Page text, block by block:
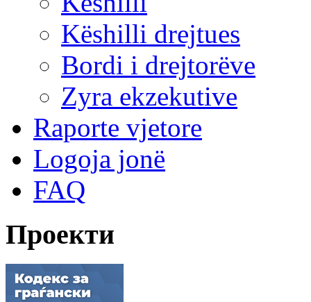
Këshilli drejtues
Bordi i drejtorëve
Zyra ekzekutive
Raporte vjetore
Logoja jonë
FAQ
Проекти